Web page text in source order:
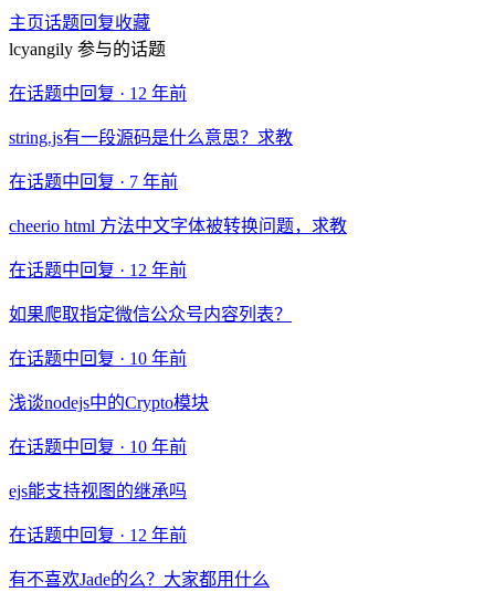
主页话题回复收藏
lcyangily 参与的话题
在话题中回复 · 12 年前
string.js有一段源码是什么意思？求教
在话题中回复 · 7 年前
cheerio html 方法中文字体被转换问题，求教
在话题中回复 · 12 年前
如果爬取指定微信公众号内容列表？
在话题中回复 · 10 年前
浅谈nodejs中的Crypto模块
在话题中回复 · 10 年前
ejs能支持视图的继承吗
在话题中回复 · 12 年前
有不喜欢Jade的么？大家都用什么